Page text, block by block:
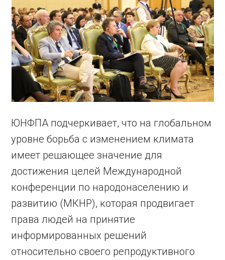
ЮНФПА подчеркивает, что на глобальном
уровне борьба с изменением климата
имеет решающее значение для
достижения целей Международной
конференции по народонаселению и
развитию (МКНР), которая продвигает
права людей на принятие
информированных решений
относительно своего репродуктивного